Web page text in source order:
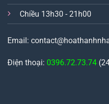
Chiều 13h30 - 21h00
Email:
Điện thoại: 0396.72.73.74